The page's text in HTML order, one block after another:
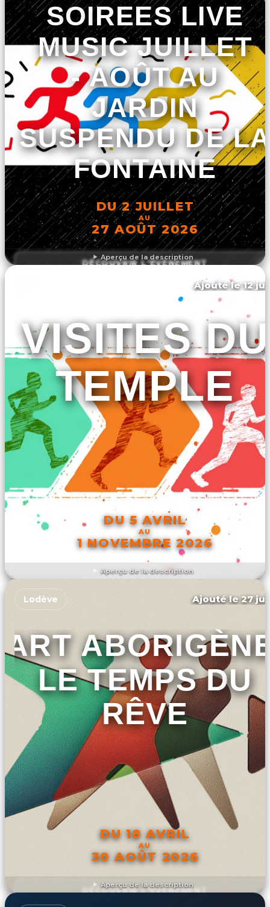
Aperçu de la description
SOIREES LIVE
MUSIC JUILLET
- AOÛT AU
JARDIN
SUSPENDU DE LA
FONTAINE
DU 2 JUILLET
AU
27 AOÛT 2026
DÉCOUVRIR L'ÉVÉNEMENT
Aperçu de la description
Ajouté le 12
VISITES DU
TEMPLE
DU 5 AVRIL
AU
1 NOVEMBRE 2026
DÉCOUVRIR L'ÉVÉNEMENT
Aperçu de la description
Lodève Ajouté le 27
ART
LE TEMPS DU
RÊVE
DU 18 AVRIL
AU
30 AOÛT 2026
DÉCOUVRIR L'ÉVÉNEMENT